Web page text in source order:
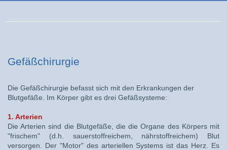
Gefäßchirurgie
Die Gefäßchirurgie befasst sich mit den Erkrankungen der
Blutgefäße. Im Körper gibt es drei Gefäßsysteme:
1. Arterien
Die Arterien sind die Blutgefäße, die die Organe des Körpers mit
"frischem" (d.h. sauerstoffreichem, nährstoffreichem) Blut
versorgen. Der "Motor" des arteriellen Systems ist das Herz. Es